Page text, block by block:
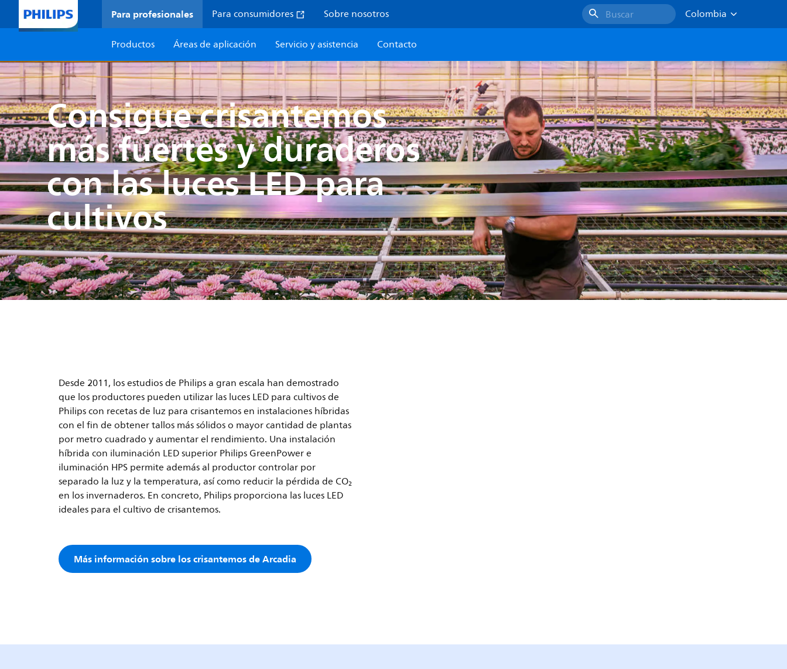
Para profesionales Para consumidores Sobre nosotros Buscar
Colombia
Productos
Áreas de aplicación Servicio y asistencia Contacto
Consigue crisantemos
más fuertes y duraderos
con las luces LED para
cultivos
Desde 2011, los estudios de Philips a gran escala han demostrado
que los productores pueden utilizar las luces LED para cultivos de
Philips con recetas de luz para crisantemos en instalaciones híbridas
con el fin de obtener tallos más sólidos o mayor cantidad de plantas
por metro cuadrado y aumentar el rendimiento. Una instalación
híbrida con iluminación LED superior Philips GreenPower e
iluminación HPS permite además al productor controlar por
separado la luz y la temperatura, así como reducir la pérdida de CO₂
en los invernaderos. En concreto, Philips proporciona las luces LED
ideales para el cultivo de crisantemos.
Más información sobre los crisantemos de Arcadia